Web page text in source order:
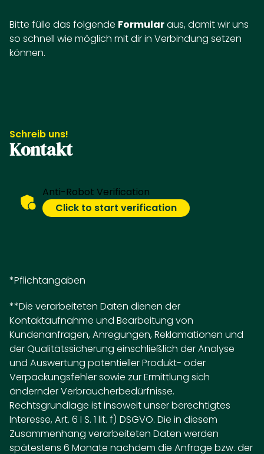
Bitte fülle das folgende Formularaus, damit wir uns
so schnell wie möglich mit dir in Verbindung setzen
können.
Schreib uns!
Kontakt
Anti-Robot Verification
Click to start verification
*Pflichtangaben
**Die verarbeiteten Daten dienen der
Kontaktaufnahme und Bearbeitung von
Kundenanfragen, Anregungen, Reklamationen und
der Qualitätssicherung einschließlich der Analyse
und Auswertung potentieller Produkt- oder
Verpackungsfehler sowie zur Ermittlung sich
ändernder Verbraucherbedürfnisse.
Rechtsgrundlage ist insoweit unser berechtigtes
Interesse, Art. 6 I S. 1 lit. f) DSGVO. Die in diesem
Zusammenhang verarbeiteten Daten werden
spätestens 6 Monate nachdem die Anfrage bzw. der